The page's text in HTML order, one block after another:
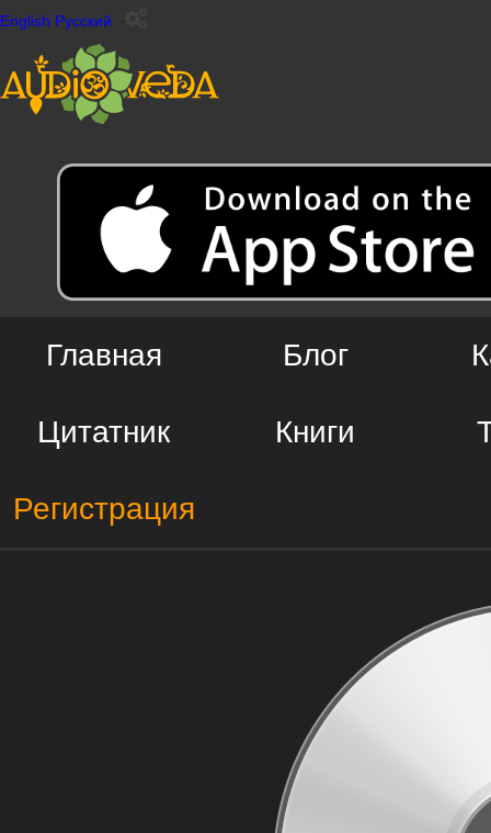
English Русский
Главная Блог
Цитатник Книги
Регистрация